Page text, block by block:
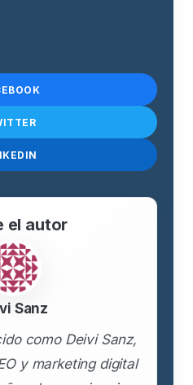
el autor
Sanz
como Deivi Sanz,
y marketing digital